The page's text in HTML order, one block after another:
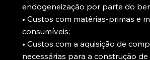
endogeneização por parte do
• Custos com matérias-primas e
consumíveis;
• Custos com a aquisição de
necessárias para a construção